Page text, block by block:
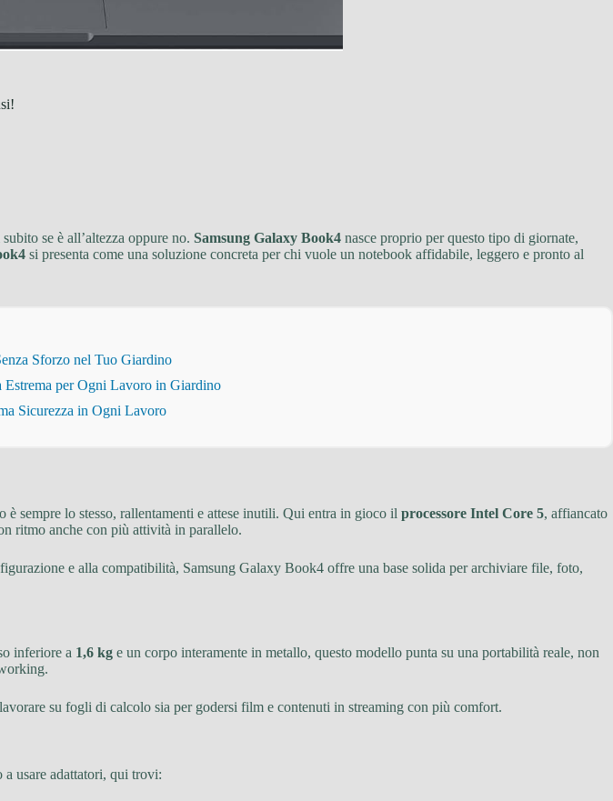
se è all’altezza oppure no. Samsung Galaxy Book4 nasce proprio per questo tipo di giornate,
si presenta come una soluzione concreta per chi vuole un notebook affidabile, leggero e pronto al
Sforzo nel Tuo Giardino
per Ogni Lavoro in Giardino
Sicurezza in Ogni Lavoro
sempre lo stesso, rallentamenti e attese inutili. Qui entra in gioco il processore Intel Core 5, affiancato
ritmo anche con più attività in parallelo.
e alla compatibilità, Samsung Galaxy Book4 offre una base solida per archiviare file, foto,
inferiore a 1,6 kg e un corpo interamente in metallo, questo modello punta su una portabilità reale, non
su fogli di calcolo sia per godersi film e contenuti in streaming con più comfort.
usare adattatori, qui trovi: